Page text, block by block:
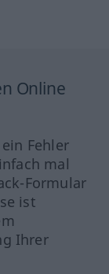
Online
Fehler
mal
Formular
ist
Ihrer